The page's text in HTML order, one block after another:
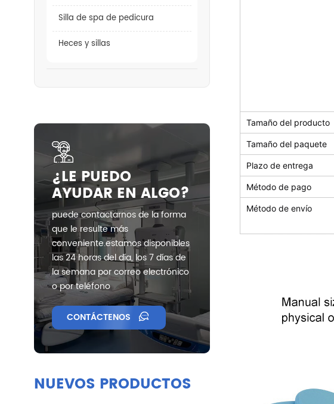
Tamaño del producto
Tamaño del paquete
Plazo de entrega
Método de pago
Método de envío
Silla de spa de pedicura
Heces y sillas
¿LE PUEDO
AYUDAR EN ALGO?
puede contactarnos de la forma
que le resulte más
conveniente.estamos disponibles
las 24 horas del día, los 7 días de
la semana por correo electrónico
o por teléfono
CONTÁCTENOS
NUEVOS PRODUCTOS